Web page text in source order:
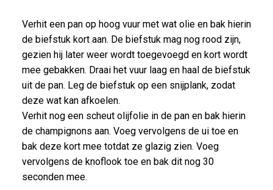
Verhit een pan op hoog vuur met wat olie en bak hierin
de biefstuk kort aan. De biefstuk mag nog rood zijn,
gezien hij later weer wordt toegevoegd en kort wordt
mee gebakken. Draai het vuur laag en haal de biefstuk
uit de pan. Leg de biefstuk op een snijplank, zodat
deze wat kan afkoelen.
Verhit nog een scheut olijfolie in de pan en bak hierin
de champignons aan. Voeg vervolgens de ui toe en
bak deze kort mee totdat ze glazig zien. Voeg
vervolgens de knoflook toe en bak dit nog 30
seconden mee.